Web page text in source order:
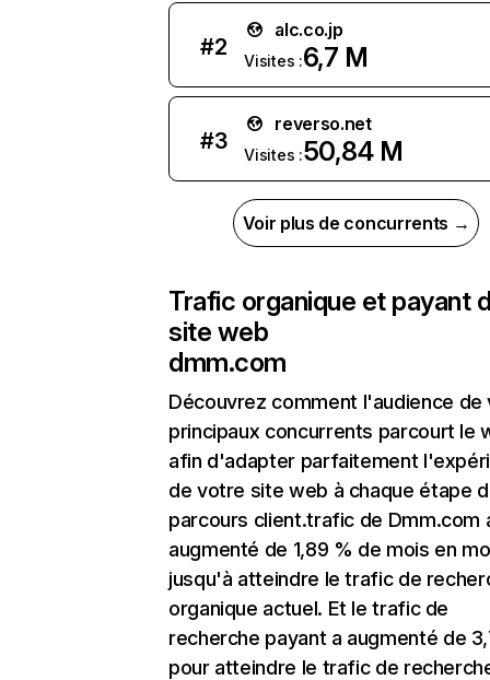
#2
alc.co.jp
Visites :6,7 M
#3
reverso.net
Visites :50,84 M
Voir plus de concurrents →
Trafic organique et payant
site web
dmm.com
Découvrez comment l'audience de
principaux concurrents parcourt le
afin d'adapter parfaitement
de votre site web à chaque étape
parcours client.trafic de Dmm.com
augmenté de 1,89 % de mois en
jusqu'à atteindre le trafic de
organique actuel. Et le trafic de
recherche payant a augmenté de
pour atteindre le trafic de